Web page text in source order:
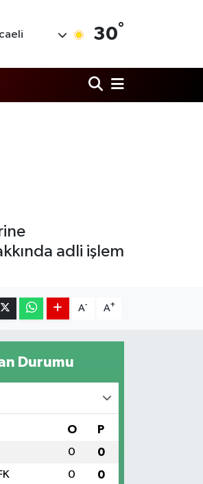
30°
adli işlem
A- A+
Durumu
O P
0 0
0 0